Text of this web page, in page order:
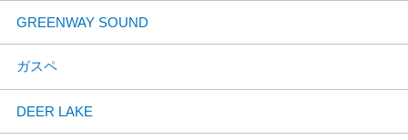
GREENWAY SOUND
ガスペ
DEER LAKE